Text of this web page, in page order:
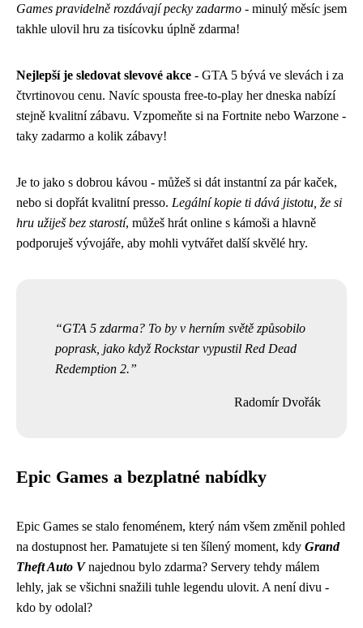
Games pravidelně rozdávají pecky zadarmo - minulý měsíc jsem
takhle ulovil hru za tisícovku úplně zdarma!
Nejlepší je sledovat slevové akce - GTA 5 bývá ve slevách i za
čtvrtinovou cenu. Navíc spousta free-to-play her dneska nabízí
stejně kvalitní zábavu. Vzpomeňte si na Fortnite nebo Warzone -
taky zadarmo a kolik zábavy!
Je to jako s dobrou kávou - můžeš si dát instantní za pár kaček,
nebo si dopřát kvalitní presso. Legální kopie ti dává jistotu, že si
hru užiješ bez starostí, můžeš hrát online s kámoši a hlavně
podporuješ vývojáře, aby mohli vytvářet další skvělé hry.
GTA 5 zdarma? To by v herním světě způsobilo
poprask, jako když Rockstar vypustil Red Dead
Redemption 2.
Radomír Dvořák
Epic Games a bezplatné nabídky
Epic Games se stalo fenoménem, který nám všem změnil pohled
na dostupnost her. Pamatujete si ten šílený moment, kdy Grand
Theft Auto Vnajednou bylo zdarma? Servery tehdy málem
lehly, jak se všichni snažili tuhle legendu ulovit. A není divu -
kdo by odolal?